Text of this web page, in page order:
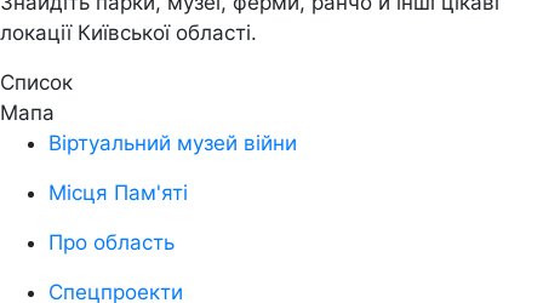
локації Київської області.
Список
Мапа
Віртуальний музей війни
Місця Пам'яті
Про область
Спецпроекти